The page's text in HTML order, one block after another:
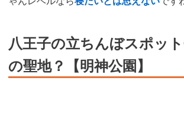
八王子の立ちんぼスポッ
の聖地？【明神公園】